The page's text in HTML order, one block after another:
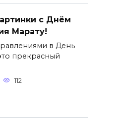
с Днём
Марату!
в День
прекрасный
112